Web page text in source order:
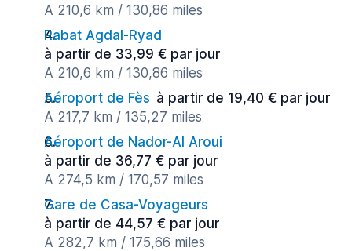
A 210,6 km / 130,86 miles
Rabat Agdal-Ryad
à partir de 33,99 € par jour
A 210,6 km / 130,86 miles
Aéroport de Fès à partir de 19,40 € par jour
A 217,7 km / 135,27 miles
Aéroport de Nador-Al Aroui
à partir de 36,77 € par jour
A 274,5 km / 170,57 miles
Gare de Casa-Voyageurs
à partir de 44,57 € par jour
A 282,7 km / 175,66 miles